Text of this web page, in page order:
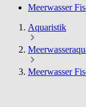
Meerwasser
Aquaristik
Meerwasser